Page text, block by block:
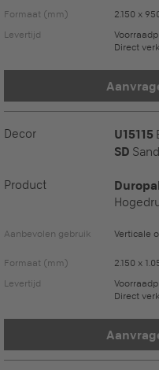
Formaat (mm)
2.150 x
Levertijd
Direct
Decor U15115
SD
Product
Aanbevolen gebruik Verticale
Formaat (mm)
2.150 x
Levertijd
Direct